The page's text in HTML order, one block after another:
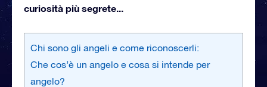
curiosità più segrete...
Chi sono gli angeli e come riconoscerli:
Che cos’è un angelo e cosa si intende per
angelo?